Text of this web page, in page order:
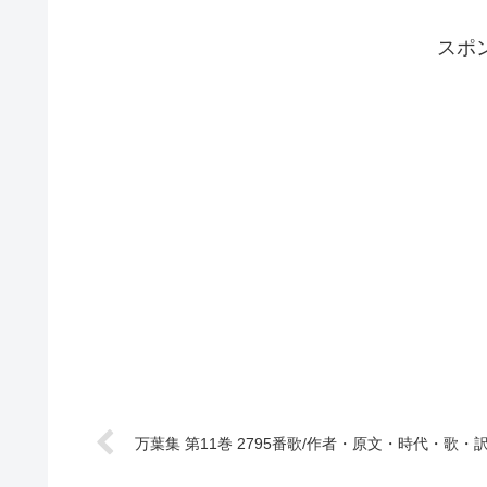
スポ
万葉集 第11巻 2795番歌/作者・原文・時代・歌・訳